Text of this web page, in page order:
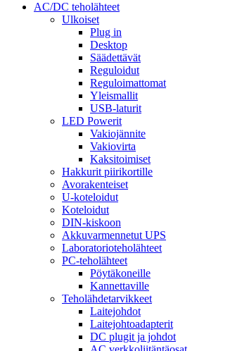
AC/DC teholähteet
Ulkoiset
Plug in
Desktop
Säädettävät
Reguloidut
Reguloimattomat
Yleismallit
USB-laturit
LED Powerit
Vakiojännite
Vakiovirta
Kaksitoimiset
Hakkurit piirikortille
Avorakenteiset
U-koteloidut
Koteloidut
DIN-kiskoon
Akkuvarmennetut UPS
Laboratorioteholähteet
PC-teholähteet
Pöytäkoneille
Kannettaville
Teholähdetarvikkeet
Laitejohdot
Laitejohtoadapterit
DC plugit ja johdot